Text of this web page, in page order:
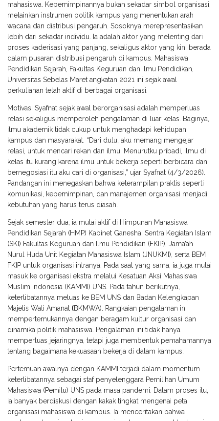
mahasiswa. Kepemimpinannya bukan sekadar simbol organisasi,
melainkan instrumen politik kampus yang menentukan arah
wacana dan distribusi pengaruh. Sosoknya merepresentasikan
lebih dari sekadar individu. Ia adalah aktor yang melenting dari
proses kaderisasi yang panjang, sekaligus aktor yang kini berada
dalam pusaran distribusi pengaruh di kampus. Mahasiswa
Pendidikan Sejarah, Fakultas Keguruan dan Ilmu Pendidikan,
Universitas Sebelas Maret angkatan 2021 ini sejak awal
perkuliahan telah aktif di berbagai organisasi.
Motivasi Syafnat sejak awal berorganisasi adalah memperluas
relasi sekaligus memperoleh pengalaman di luar kelas. Baginya,
ilmu akademik tidak cukup untuk menghadapi kehidupan
kampus dan masyarakat. “Dari dulu, aku memang mengejar
relasi, untuk mencari rekan dan ilmu. Menurutku pribadi, ilmu di
kelas itu kurang karena ilmu untuk bekerja seperti berbicara dan
bernegosiasi itu aku cari di organisasi,” ujar Syafnat (4/3/2026).
Pandangan ini menegaskan bahwa keterampilan praktis seperti
komunikasi, kepemimpinan, dan manajemen organisasi menjadi
kebutuhan yang harus terus diasah.
Sejak semester dua, ia mulai aktif di Himpunan Mahasiswa
Pendidikan Sejarah (HMP) Kabinet Ganesha, Sentra Kegiatan Islam
(SKI) Fakultas Keguruan dan Ilmu Pendidikan (FKIP), Jama’ah
Nurul Huda Unit Kegiatan Mahasiswa Islam (JNUKMI), serta BEM
FKIP untuk organisasi intranya.
Pada saat yang sama, ia juga mulai
masuk ke organisasi ekstra melalui Kesatuan Aksi Mahasiswa
Muslim Indonesia (KAMMI) UNS. Pada tahun berikutnya,
keterlibatannya meluas ke BEM UNS dan Badan Kelengkapan
Majelis Wali Amanat (BKMWA). Rangkaian pengalaman ini
mempertemukannya dengan beragam kultur organisasi dan
dinamika politik mahasiswa. Pengalaman ini tidak hanya
memperluas jejaringnya, tetapi juga membentuk pemahamannya
tentang bagaimana kekuasaan bekerja di dalam kampus.
Pertemuan awalnya dengan KAMMI terjadi dalam momentum
keterlibatannya sebagai staf penyelenggara Pemilihan Umum
Mahasiswa (Pemilu) UNS pada masa pandemi. Dalam proses itu,
ia banyak berdiskusi dengan kakak tingkat mengenai peta
organisasi mahasiswa di kampus. Ia menceritakan bahwa